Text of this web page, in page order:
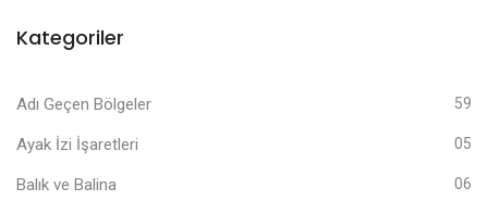
Kategoriler
Adı Geçen Bölgeler 59
Ayak İzi İşaretleri 05
Balık ve Balina 06